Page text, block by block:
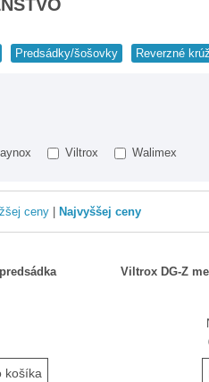
Predsádky/šošovky Reverzné
Viltrox Walimex
ceny Najvyššej ceny
košíka
Viltrox DG-Z